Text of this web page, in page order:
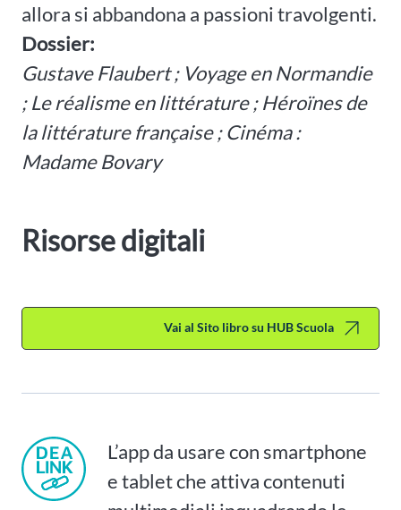
allora si abbandona a passioni travolgenti.
Dossier:
Gustave Flaubert ; Voyage en Normandie
; Le réalisme en littérature ; Héroïnes de
la littérature française ; Cinéma :
Madame Bovary
Risorse digitali
Vai al Sito libro su HUB Scuola
L’app da usare con smartphone
e tablet che attiva contenuti